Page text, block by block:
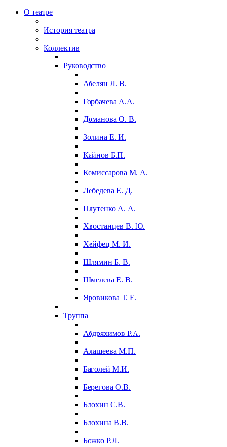
О театре
История театра
Коллектив
Руководство
Абелян Л. В.
Горбачева А.А.
Доманова О. В.
Золина Е. И.
Кайнов Б.П.
Комиссарова М. А.
Лебедева Е. Д.
Плутенко А. А.
Хвостанцев В. Ю.
Хейфец М. И.
Шлямин Б. В.
Шмелева Е. В.
Яровикова Т. Е.
Труппа
Абдряхимов Р.А.
Алашеева М.П.
Баголей М.И.
Берегова О.В.
Блохин С.В.
Блохина В.В.
Божко Р.Л.